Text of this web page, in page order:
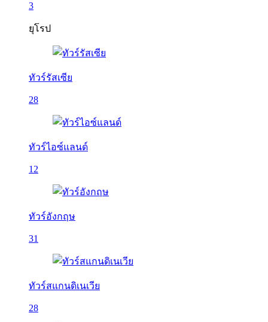
3
ยุโรป
ทัวร์รัสเซีย
28
ทัวร์ไอซ์แลนด์
12
ทัวร์อังกฤษ
31
ทัวร์สแกนดิเนเวีย
28